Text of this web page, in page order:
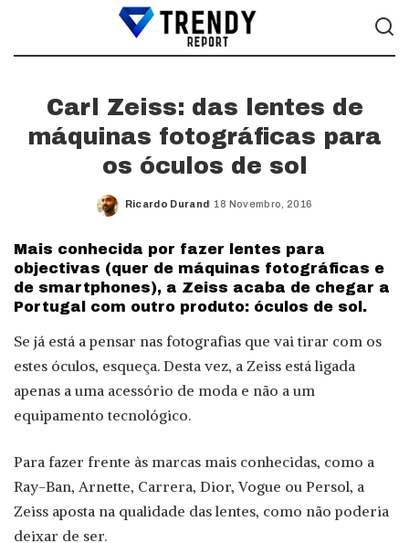
Carl Zeiss: das lentes de
máquinas fotográficas para
os óculos de sol
Posted
Ricardo Durand 18 Novembro, 2016
Mais conhecida por fazer lentes para
objectivas (quer de máquinas fotográficas e
de smartphones), a Zeiss acaba de chegar a
Portugal com outro produto: óculos de sol.
Se já está a pensar nas fotografias que vai tirar com os
estes óculos, esqueça. Desta vez, a Zeiss está ligada
apenas a uma acessório de moda e não a um
equipamento tecnológico.
Para fazer frente às marcas mais conhecidas, como a
Ray-Ban, Arnette, Carrera, Dior, Vogue ou Persol, a
Zeiss aposta na qualidade das lentes, como não poderia
deixar de ser.